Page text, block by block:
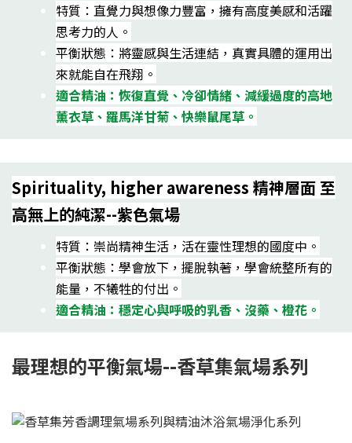
特質：直覺力與想像力豐富，擁有高度美感和活躍
思考力的人。
平衡狀態：將靈感與生活連結，真實具體的運用出
來就能自在飛翔。
適合精油：恢復直覺、冷卻情緒、減緩過度的高地
薰衣草、羅馬洋甘菊、快樂鼠尾草。
Spirituality, higher awareness 精神層面 至
高無上的純潔--紫色氣場
特質：崇尚精神生活，活在靈性理想的國度中。
平衡狀態：學會放下，擺脫執著，學會統整所有的
能量，不犧牲的付出。
適合精油：穩定心與呼吸的乳香、沒藥、橙花。
最理想的平衡氣場--香草集氣場系列